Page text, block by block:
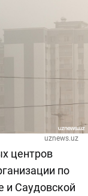
uznews.uz
центров
по
и Саудовской